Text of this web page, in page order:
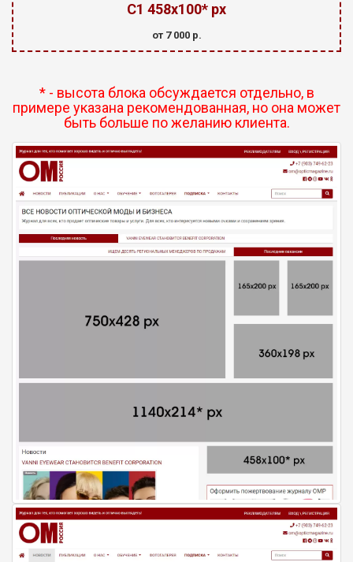
С1 458х100* px
от 7 000 р.
* - высота блока обсуждается отдельно, в
примере указана рекомендованная, но она может
быть больше по желанию клиента.